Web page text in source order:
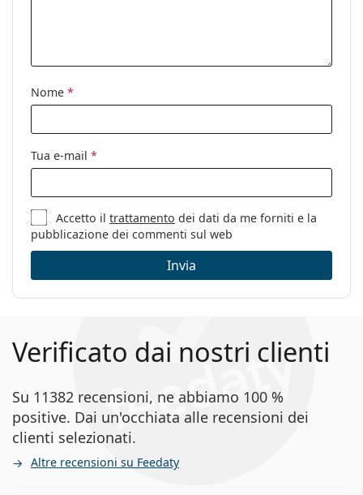
Nome *
Tua e-mail *
Accetto iltrattamento dei dati da me forniti e la
pubblicazione dei commenti sul web
Invia
Verificato dai nostri clienti
Su 11382 recensioni, ne abbiamo 100 %
positive. Dai un'occhiata alle recensioni dei
clienti selezionati.
Altre recensioni su Feedaty